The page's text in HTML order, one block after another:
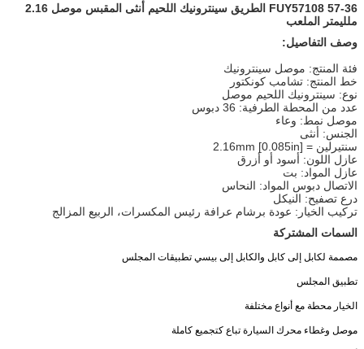
FUY57108 57-36 الطريق سينترونيك اللحيم أنثى المقبس موصل 2.16
ملليمتر الملعب
وصف التفاصيل:
فئة المنتج: موصل سينترونيك
خط المنتج: تشامب كونكتور
نوع: سينترونيك اللحيم موصل
عدد من المحطة الطرفية: 36 دبوس
موصل نمط: وعاء
الجنس: أنثى
سنتيرلين = 2.16mm [0.085in]
عازل اللون: أسود أو أزرق
عازل المواد: بت
الاتصال دبوس المواد: النحاس
درع تصفيح: النيكل
تركيب الخيار: عودة برشام عرافة رئيس المكسرات، الربيع المزالج
السمات المشتركة
مصممة لكابل إلى كابل والكابل إلى بيسي تطبيقات المجلس
تطبيق المجلس
الخيار محطة مع أنواع مختلفة
موصل وغطاء محرك السيارة تباع كتجميع كاملة